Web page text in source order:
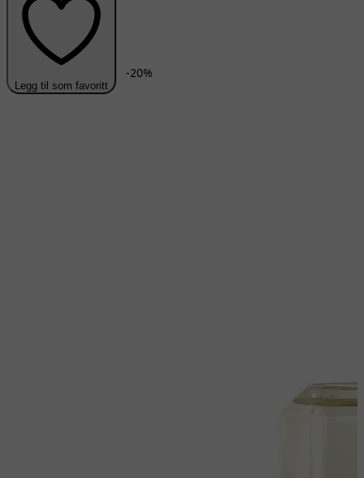
Legg til som favoritt
-20%